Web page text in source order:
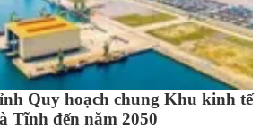
Quy hoạch chung Khu kinh tế
Tĩnh đến năm 2050